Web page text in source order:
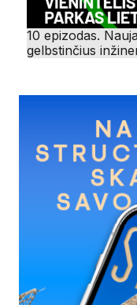
10 epizodas.
gelbstinčius